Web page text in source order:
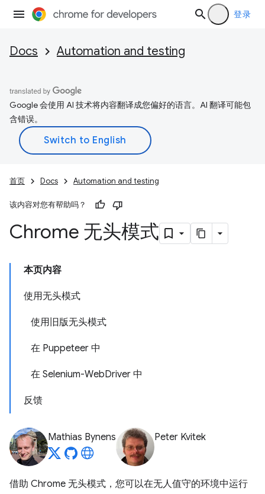
登录
Docs Automation and testing
Google 会使用 AI 技术将内容翻译成您偏好的语言。AI 翻译可能包
含错误。
首页 Docs Automation and testing
该内容对您有帮助吗？
Chrome 无头模式
本页内容
使用无头模式
使用旧版无头模式
在 Puppeteer 中
在 Selenium-WebDriver 中
反馈
Mathias Bynens Peter Kvitek
借助 Chrome 无头模式，您可以在无人值守的环境中运行